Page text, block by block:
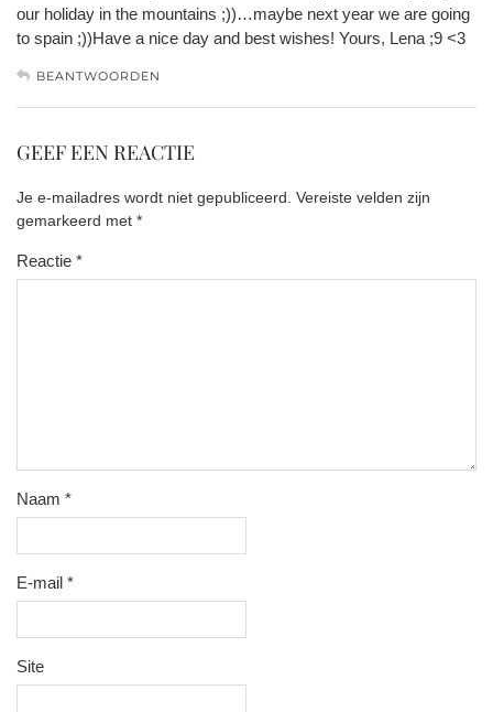
our holiday in the mountains ;))…maybe next year we are going
to spain ;))Have a nice day and best wishes! Yours, Lena ;9 <3
BEANTWOORDEN
GEEF EEN REACTIE
Je e-mailadres wordt niet gepubliceerd. Vereiste velden zijn
gemarkeerd met *
Reactie *
Naam *
E-mail *
Site